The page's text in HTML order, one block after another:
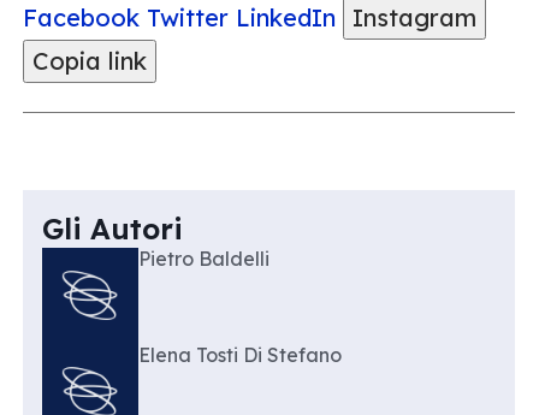
Facebook Twitter LinkedIn
Instagram
Copia link
Gli Autori
Pietro Baldelli
Elena Tosti Di Stefano